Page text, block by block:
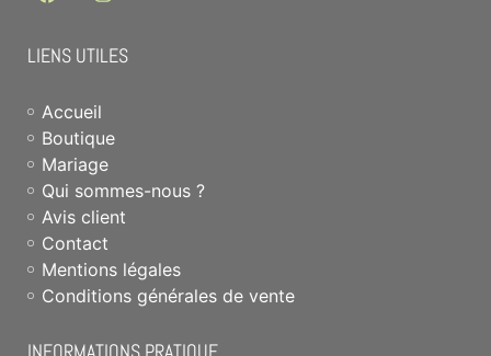
LIENS UTILES
Accueil
Boutique
Mariage
Qui sommes-nous ?
Avis client
Contact
Mentions légales
Conditions générales de vente